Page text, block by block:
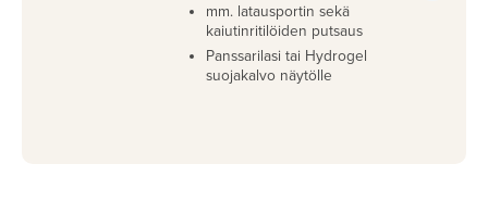
mm. latausportin sekä
kaiutinritilöiden putsaus
Panssarilasi tai Hydrogel
suojakalvo näytölle